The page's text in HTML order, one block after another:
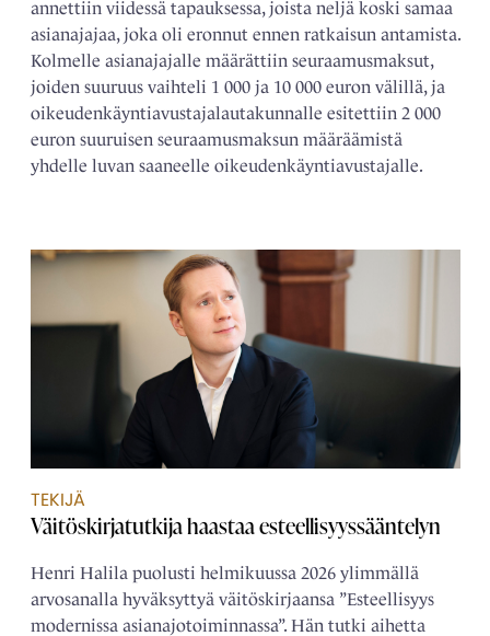
annettiin viidessä tapauksessa, joista neljä koski samaa
asianajajaa, joka oli eronnut ennen ratkaisun antamista.
Kolmelle asianajajalle määrättiin seuraamusmaksut,
joiden suuruus vaihteli 1 000 ja 10 000 euron välillä, ja
oikeudenkäyntiavustajalautakunnalle esitettiin 2 000
euron suuruisen seuraamusmaksun määräämistä
yhdelle luvan saaneelle oikeudenkäyntiavustajalle.
TEKIJÄ
Väitöskirjatutkija haastaa esteellisyyssääntelyn
Henri Halila puolusti helmikuussa 2026 ylimmällä
arvosanalla hyväksyttyä väitöskirjaansa ”Esteellisyys
modernissa asianajotoiminnassa”. Hän tutki aihetta